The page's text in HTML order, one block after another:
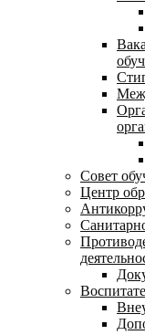
Совет
Центр